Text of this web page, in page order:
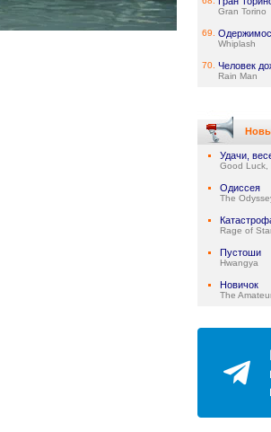
Gran Torino
69.
Whiplash
70. Человек
Rain Man
Удачи,
Good Luck,
Одиссея
The
Rage of
Пустоши
Hwangya
Новичок
The